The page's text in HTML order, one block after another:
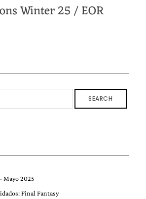
Winter 25 / EOR
SEARCH
Mayo 2025
Final Fantasy